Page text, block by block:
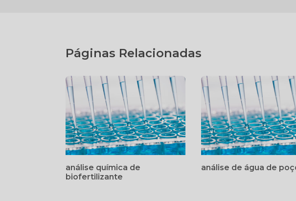
Páginas Relacionadas
análise química de
biofertilizante
análise de água de